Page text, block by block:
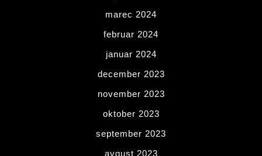
marec 2024
februar 2024
januar 2024
december 2023
november 2023
oktober 2023
september 2023
avgust 2023